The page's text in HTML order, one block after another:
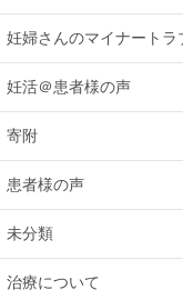
妊婦さんのマイナートラ
妊活＠患者様の声
寄附
患者様の声
未分類
治療について